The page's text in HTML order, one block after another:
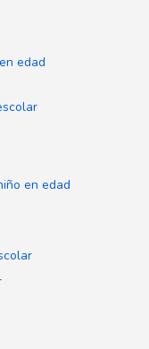
edad
en edad